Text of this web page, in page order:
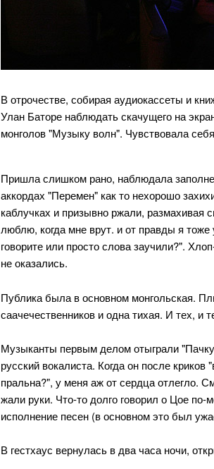
В отрочестве, собирая аудиокассеты и
Улан Баторе наблюдать скачущего на
монголов "Музыку волн". Чувствовала
Пришла слишком рано, наблюдала
аккордах "Перемен" как то нехорошо
каблучках и призывно ржали, размахивая
люблю, когда мне врут. и от правды я
говорите или просто слова заучили?".
не оказались.
Публика была в основном монгольская.
саачечественников и одна тихая. И тех, и
Музыканты первым делом отыграли
русский вокалиста. Когда он после
пральна?", у меня аж от сердца отлегло.
жали руки. Что-то долго говорил о Цое по-
исполнение песен (в основном это был
В гестхаус вернулась в два часа ночи,